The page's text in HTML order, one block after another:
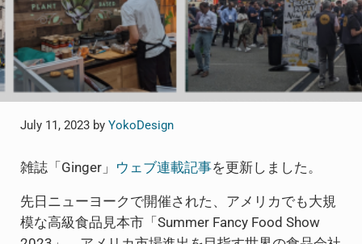
July 11, 2023 by YokoDesign
雑誌「Ginger」 ウェブ連載記事を更新しました。
先日ニューヨークで開催された、アメリカでも大規
模な高級食品見本市「Summer Fancy Food Show